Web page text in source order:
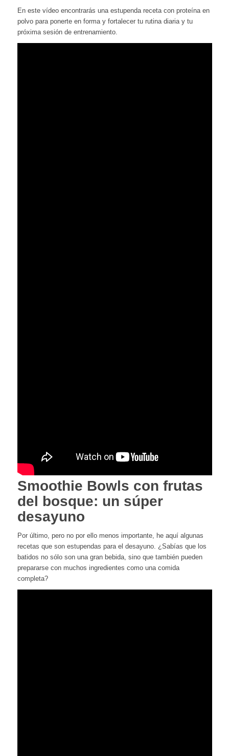
En este vídeo encontrarás una estupenda receta con proteína en
polvo para ponerte en forma y fortalecer tu rutina diaria y tu
próxima sesión de entrenamiento.
Smoothie Bowls con frutas
del bosque: un súper
desayuno
Por último, pero no por ello menos importante, he aquí algunas
recetas que son estupendas para el desayuno. ¿Sabías que los
batidos no sólo son una gran bebida, sino que también pueden
prepararse con muchos ingredientes como una comida
completa?